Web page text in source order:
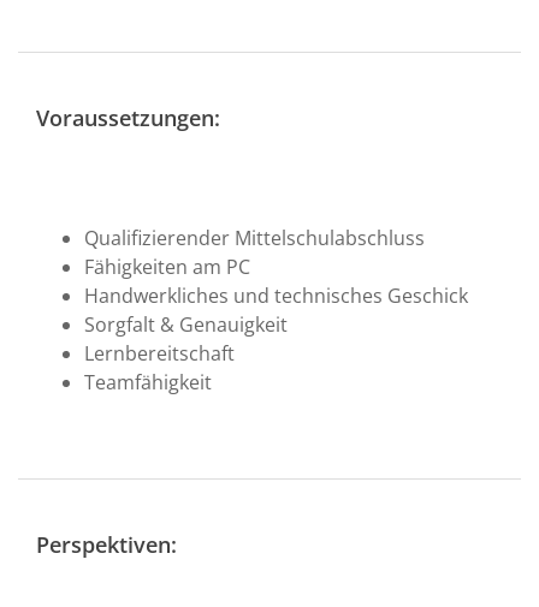
Voraussetzungen:
Qualifizierender Mittelschulabschluss
Fähigkeiten am PC
Handwerkliches und technisches Geschick
Sorgfalt & Genauigkeit
Lernbereitschaft
Teamfähigkeit
Perspektiven: